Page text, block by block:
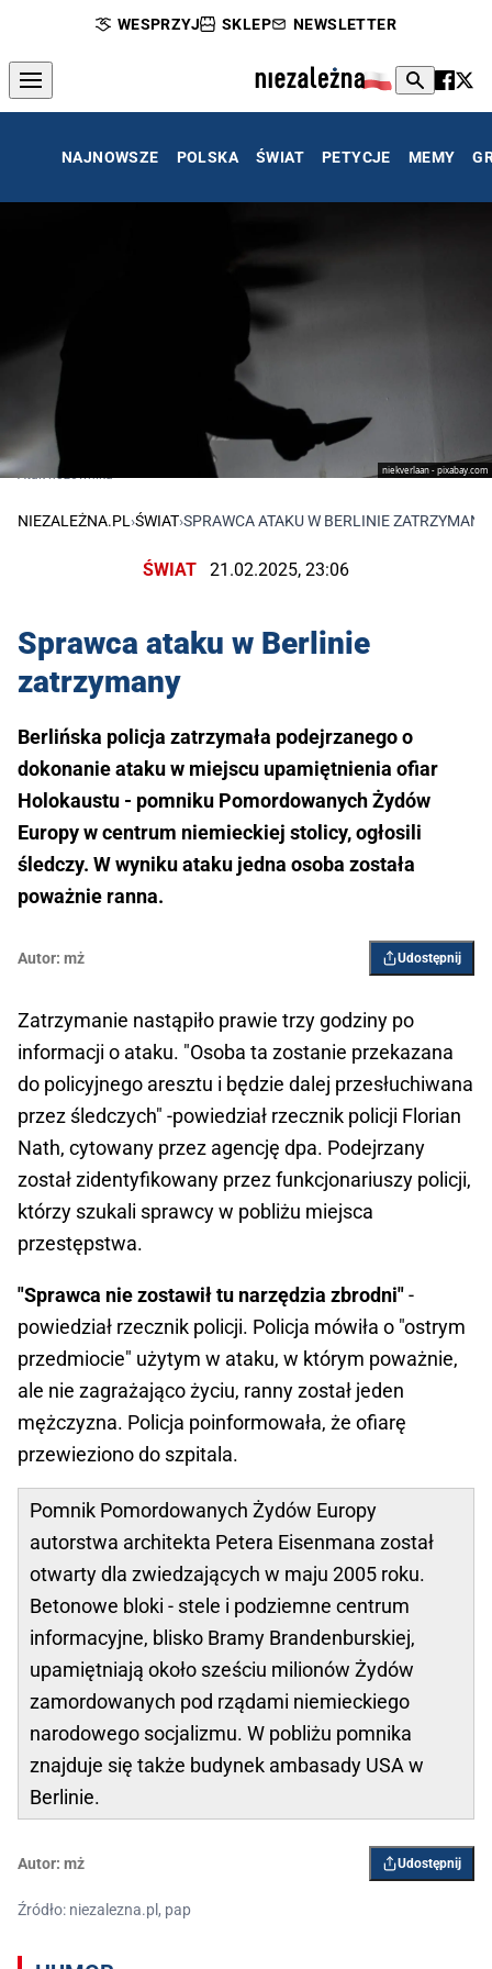
WESPRZYJ SKLEP NEWSLETTER
NAJNOWSZE POLSKA ŚWIAT PETYCJE MEMY
niekverlaan - pixabay.com
Atak nożownika
NIEZALEŻNA.PL ›ŚWIAT›SPRAWCA ATAKU W BERLINIE ZATRZYMANY
ŚWIAT 21.02.2025, 23:06
Sprawca ataku w Berlinie
zatrzymany
Berlińska policja zatrzymała podejrzanego o
dokonanie ataku w miejscu upamiętnienia ofiar
Holokaustu - pomniku Pomordowanych Żydów
Europy w centrum niemieckiej stolicy, ogłosili
śledczy. W wyniku ataku jedna osoba została
poważnie ranna.
Autor: mż Udostępnij
Zatrzymanie nastąpiło prawie trzy godziny po
informacji o ataku. "Osoba ta zostanie przekazana
do policyjnego aresztu i będzie dalej przesłuchiwana
przez śledczych" -powiedział rzecznik policji Florian
Nath, cytowany przez agencję dpa. Podejrzany
został zidentyfikowany przez funkcjonariuszy policji,
którzy szukali sprawcy w pobliżu miejsca
przestępstwa.
"Sprawca nie zostawił tu narzędzia zbrodni"-
powiedział rzecznik policji. Policja mówiła o "ostrym
przedmiocie" użytym w ataku, w którym poważnie,
ale nie zagrażająco życiu, ranny został jeden
mężczyzna. Policja poinformowała, że ofiarę
przewieziono do szpitala.
Pomnik Pomordowanych Żydów Europy
autorstwa architekta Petera Eisenmana został
otwarty dla zwiedzających w maju 2005 roku.
Betonowe bloki - stele i podziemne centrum
informacyjne, blisko Bramy Brandenburskiej,
upamiętniają około sześciu milionów Żydów
zamordowanych pod rządami niemieckiego
narodowego socjalizmu. W pobliżu pomnika
znajduje się także budynek ambasady USA w
Berlinie.
Autor: mż Udostępnij
Źródło: niezalezna.pl, pap